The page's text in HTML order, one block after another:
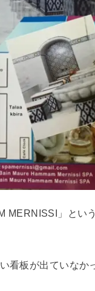
MERNISSI」とい
看板が出ていなか